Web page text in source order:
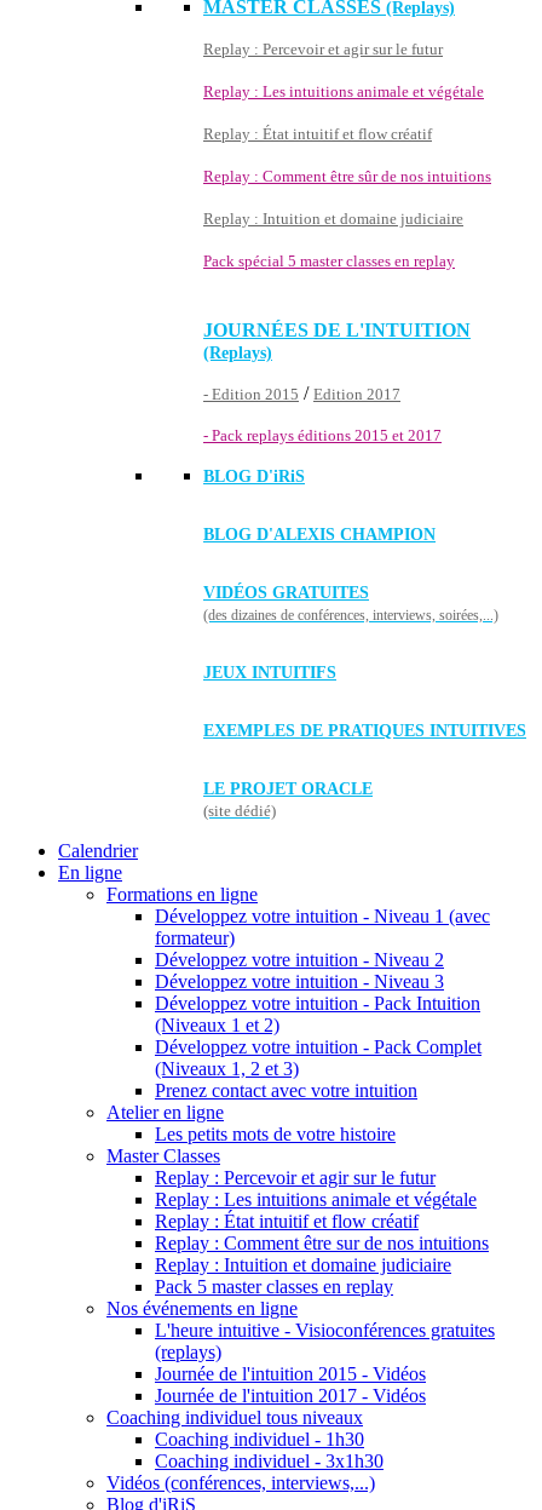
MASTER CLASSES (Replays)
Replay : Percevoir et agir sur le futur
Replay : Les intuitions animale et végétale
Replay : État intuitif et flow créatif
Replay : Comment être sûr de nos intuitions
Replay : Intuition et domaine judiciaire
Pack spécial 5 master classes en replay
JOURNÉES DE L'INTUITION
(Replays)
- Edition 2015 / Edition 2017
- Pack replays éditions 2015 et 2017
BLOG D'iRiS
BLOG D'ALEXIS CHAMPION
VIDÉOS GRATUITES
(des dizaines de conférences, interviews, soirées,...)
JEUX INTUITIFS
EXEMPLES DE PRATIQUES INTUITIVES
LE PROJET ORACLE
(site dédié)
Calendrier
En ligne
Formations en ligne
Développez votre intuition - Niveau 1 (avec
formateur)
Développez votre intuition - Niveau 2
Développez votre intuition - Niveau 3
Développez votre intuition - Pack Intuition
(Niveaux 1 et 2)
Développez votre intuition - Pack Complet
(Niveaux 1, 2 et 3)
Prenez contact avec votre intuition
Atelier en ligne
Les petits mots de votre histoire
Master Classes
Replay : Percevoir et agir sur le futur
Replay : Les intuitions animale et végétale
Replay : État intuitif et flow créatif
Replay : Comment être sur de nos intuitions
Replay : Intuition et domaine judiciaire
Pack 5 master classes en replay
Nos événements en ligne
L'heure intuitive - Visioconférences gratuites
(replays)
Journée de l'intuition 2015 - Vidéos
Journée de l'intuition 2017 - Vidéos
Coaching individuel tous niveaux
Coaching individuel - 1h30
Coaching individuel - 3x1h30
Vidéos (conférences, interviews,...)
Blog d'iRiS